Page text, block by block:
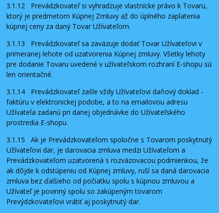
3.1.12 Prevádzkovateľ si vyhradzuje vlastnícke právo k Tovaru,
ktorý je predmetom Kúpnej Zmluvy až do úplného zaplatenia
kúpnej ceny za daný Tovar Užívateľom.
3.1.13 Prevádzkovateľ sa zaväzuje dodať Tovar Užívateľovi v
primeranej lehote od uzatvorenia Kúpnej zmluvy. Všetky lehoty
pre dodanie Tovaru uvedené v užívateľskom rozhraní E-shopu sú
len orientačné.
3.1.14 Prevádzkovateľ zašle vždy Užívateľovi daňový doklad -
faktúru v elektronickej podobe, a to na emailovou adresu
Užívateľa zadanú pri danej objednávke do Užívateľského
prostredia E-shopu.
3.1.15 Ak je Prevádzkovateľom spoločne s Tovarom poskytnutý
Užívateľovi dar, je darovacia zmluva medzi Užívateľom a
Prevádzkovateľom uzatvorená s rozväzovacou podmienkou, že
ak dôjde k odstúpeniu od Kúpnej zmluvy, ruší sa daná darovacia
zmluva bez ďalšieho od počiatku spolu s kúpnou zmluvou a
Užívateľ je povinný spolu so zakúpeným tovarom
Prevýdzkovateľovi vrátiť aj poskytnutý dar.